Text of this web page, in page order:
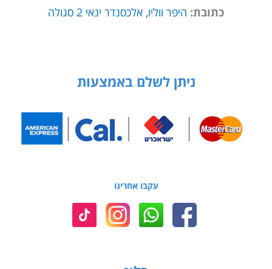
כתובת: היפר ווליו, אלכסנדר ינאי 2 סגולה
ניתן לשלם באמצעות
עקבו אחרינו